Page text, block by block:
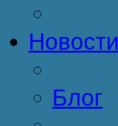
Новости
Блог